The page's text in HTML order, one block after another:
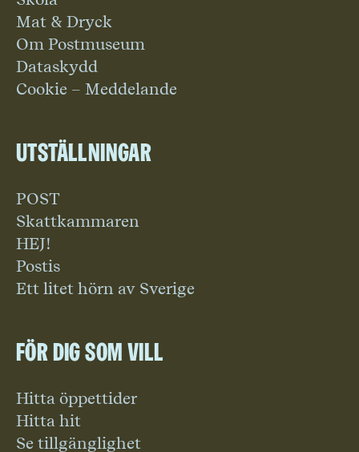
Mat & Dryck
Om Postmuseum
Dataskydd
Cookie – Meddelande
Utställningar
POST
Skattkammaren
HEJ!
Postis
Ett litet hörn av Sverige
För dig som vill
Hitta öppettider
Hitta hit
Se tillgänglighet